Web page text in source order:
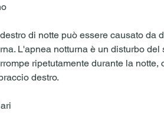
di notte può essere causato da
L'apnea notturna è un disturbo del
ripetutamente durante la notte,
destro.